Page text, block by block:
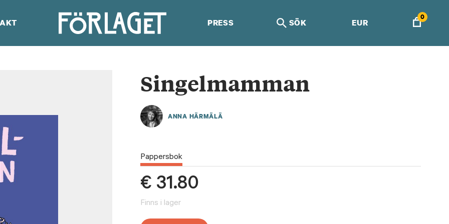
PRESS SÖK EUR
0
Singelmamman
ANNA HÄRMÄLÄ
Pappersbok
€ 31.80
Finns i lager